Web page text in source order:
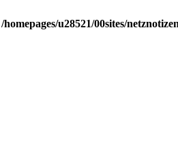
/homepages/u28521/00sites/